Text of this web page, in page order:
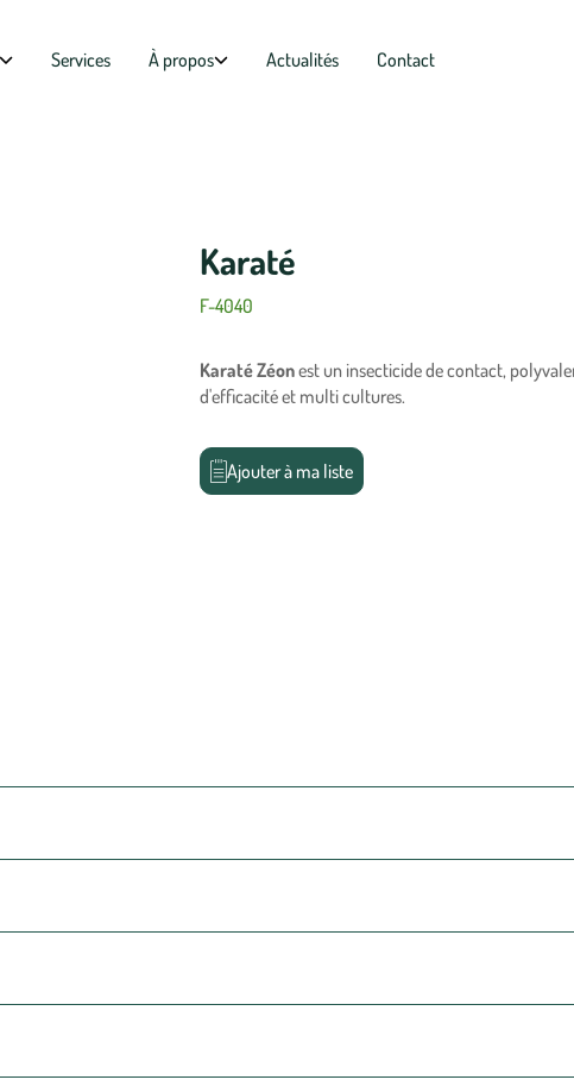
Services À propos Actualités Contact
Karaté
F-4040
Karaté Zéonest un insecticide de contact,
d'efficacité et multi cultures.
Ajouter à ma liste